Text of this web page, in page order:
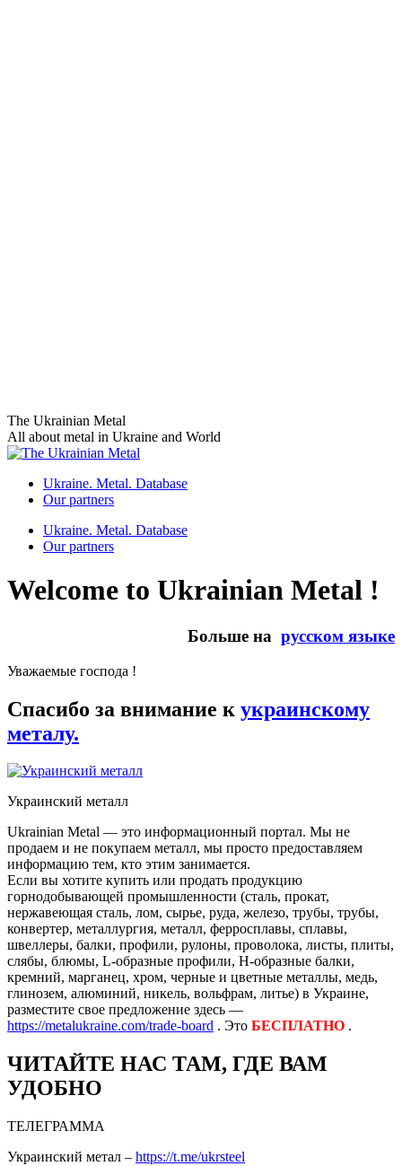
Skip
to
content
The Ukrainian Metal
All about metal in Ukraine and World
Ukraine. Metal. Database
Our partners
Ukraine. Metal. Database
Our partners
Welcome to Ukrainian Metal !
Больше на русском языке
Уважаемые господа !
Спасибо за внимание к украинскому
металу.
Украинский металл
Ukrainian Metal — это информационный портал. Мы не
продаем и не покупаем металл, мы просто предоставляем
информацию тем, кто этим занимается.
Если вы хотите купить или продать продукцию
горнодобывающей промышленности (сталь, прокат,
нержавеющая сталь, лом, сырье, руда, железо, трубы, трубы,
конвертер, металлургия, металл, ферросплавы, сплавы,
швеллеры, балки, профили, рулоны, проволока, листы, плиты,
слябы, блюмы, L-образные профили, H-образные балки,
кремний, марганец, хром, черные и цветные металлы, медь,
глинозем, алюминий, никель, вольфрам, литье) в Украине,
разместите свое предложение здесь —
https://metalukraine.com/trade-board . Это БЕСПЛАТНО .
ЧИТАЙТЕ НАС ТАМ, ГДЕ ВАМ
УДОБНО
ТЕЛЕГРАММА
Украинский метал – https://t.me/ukrsteel